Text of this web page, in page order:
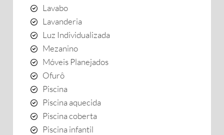
Lavabo
Lavanderia
Luz Individualizada
Mezanino
Móveis Planejados
Ofurô
Piscina
Piscina aquecida
Piscina coberta
Piscina infantil